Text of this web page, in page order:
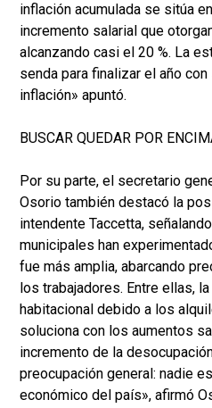
inflación acumulada se sitúa
incremento salarial que
alcanzando casi el 20 %. La
senda para finalizar el año
inflación» apuntó.
BUSCAR QUEDAR POR
Por su parte, el secretario
Osorio también destacó la
intendente Taccetta,
municipales han
fue más amplia, abarcando
los trabajadores. Entre ellas,
habitacional debido a los
soluciona con los aumentos
incremento de la
preocupación general: nadie
económico del país», afirmó